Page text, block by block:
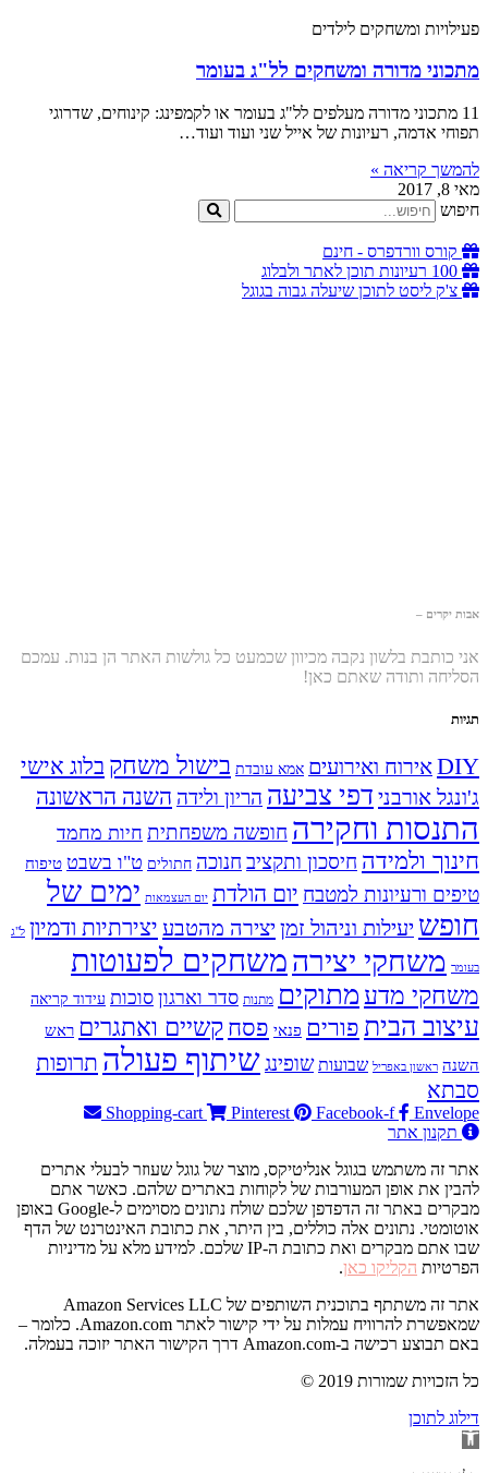
פעילויות ומשחקים לילדים
מתכוני מדורה ומשחקים לל"ג בעומר
11 מתכוני מדורה מעלפים לל"ג בעומר או לקמפינג: קינוחים, שדרוגי
תפוחי אדמה, רעיונות של אייל שני ועוד ועוד…
להמשך קריאה »
מאי 8, 2017
חיפוש
קורס וורדפרס - חינם
100 רעיונות תוכן לאתר ולבלוג
צ'ק ליסט לתוכן שיעלה גבוה בגוגל
אבות יקרים –
אני כותבת בלשון נקבה מכיוון שכמעט כל גולשות האתר הן בנות. עמכם
הסליחה ותודה שאתם כאן!
תגיות
DIYאירוח ואירועים אמא עובדת בישול משחק בלוג אישי
ג'ונגל אורבני דפי צביעה הריון ולידה השנה הראשונה
התנסות וחקירה חופשה משפחתית חיות מחמד
חינוך ולמידה חיסכון ותקציב חנוכה חתולים ט"ו בשבט טיפוח
טיפים ורעיונות למטבח יום הולדת יום העצמאות ימים של
חופש יעילות וניהול זמן יצירה מהטבע יצירתיות ודמיון ל"ג
בעומר משחקי יצירהמשחקים לפעוטות
משחקי מדע מתוקים מתנות סדר וארגון סוכות עידוד קריאה
עיצוב הבית פורים פנאי פסח קשיים ואתגרים ראש
השנה ראשון באפריל שבועות שופינגשיתוף פעולה תרופות
סבתא
Shopping-cart Pinterest Facebook-f
Envelope
תקנון אתר
אתר זה משתמש בגוגל אנליטיקס, מוצר של גוגל שעוזר לבעלי אתרים
להבין את אופן המעורבות של לקוחות באתרים שלהם. כאשר אתם
מבקרים באתר זה הדפדפן שלכם שולח נתונים מסוימים ל-Google באופן
אוטומטי. נתונים אלה כוללים, בין היתר, את כתובת האינטרנט של הדף
שבו אתם מבקרים ואת כתובת ה-IP שלכם. למידע מלא על מדיניות
הפרטיות הקליקו כאן.
אתר זה משתתף בתוכנית השותפים של Amazon Services LLC
שמאפשרת להרוויח עמלות על ידי קישור לאתר Amazon.com. כלומר –
באם תבוצע רכישה ב-Amazon.com דרך הקישור האתר יזוכה בעמלה.
© 2019 כל הזכויות שמורות
דילוג לתוכן
פתח